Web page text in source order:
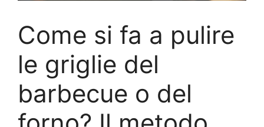
Come si fa a pulire
le griglie del
barbecue o del